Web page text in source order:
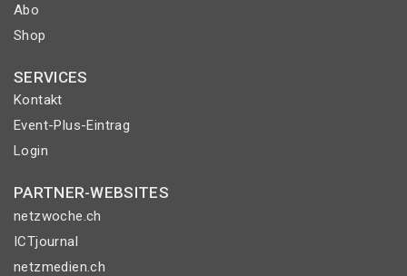
Abo
Shop
SERVICES
Kontakt
Event-Plus-Eintrag
Login
PARTNER-WEBSITES
netzwoche.ch
ICTjournal
netzmedien.ch